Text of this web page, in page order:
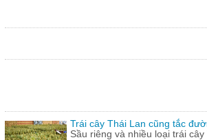
Trái cây Thái Lan cũng tắc
Sầu riêng và nhiều loại trái